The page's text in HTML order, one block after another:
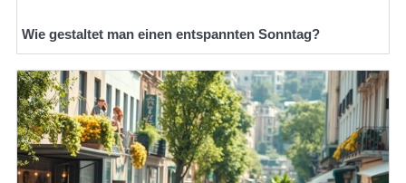
Wie gestaltet man einen entspannten Sonntag?